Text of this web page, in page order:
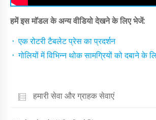
हमें इस मॉडल के अन्य वीडियो देखने के लिए भेजें:
एक रोटरी टैबलेट प्रेस का प्रदर्शन
गोलियों में विभिन्न थोक सामग्रियों को दबाने के
हमारी सेवा और ग्राहक सेवाएं